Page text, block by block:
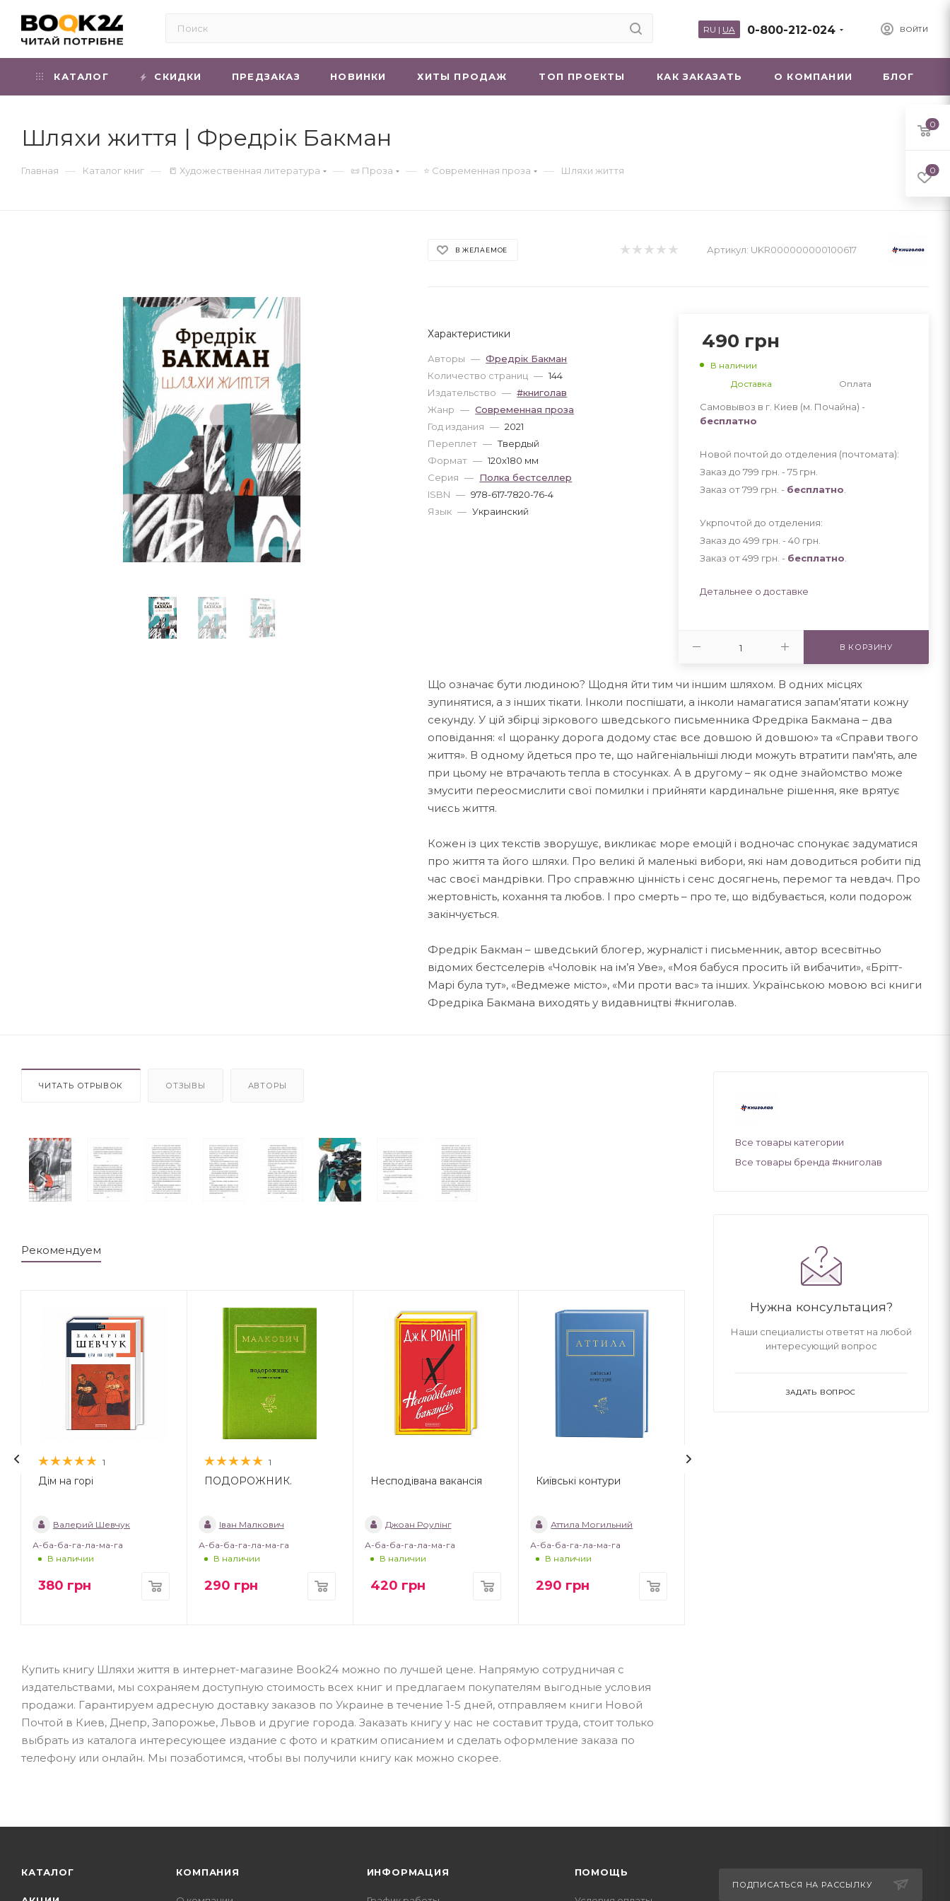
ВОЙТИ
0-800-212-024
RU | UA
КАТАЛОГ СКИДКИ ПРЕДЗАКАЗ НОВИНКИ ХИТЫ ПРОДАЖ ТОП ПРОЕКТЫ КАК ЗАКАЗАТЬ О КОМПАНИИ БЛОГ
Шляхи життя | Фредрік Бакман
Главная — Каталог книг — 📒 Художественная литература — 📜 Проза — ⭐ Современная проза — Шляхи життя
В ЖЕЛАЕМОЕ Артикул: UKR000000000100617
Характеристики
Авторы — Фредрік Бакман
Количество страниц — 144
Издательство — #книголав
Жанр — Современная проза
Год издания — 2021
Переплет — Твердый
Формат — 120x180 мм
Серия — Полка бестселлер
ISBN — 978-617-7820-76-4
Язык — Украинский
490 грн
В наличии
Доставка
Оплата
Самовывоз в г. Киев (м. Почайна) -
бесплатно
Новой почтой до отделения (почтомата):
Заказ до 799 грн. - 75 грн
Заказ от 799 грн. - бесплатно
Укрпочтой до отделения:
Заказ до 499 грн. - 40 грн
Заказ от 499 грн. - бесплатно
Детальнее о доставке
В КОРЗИНУ
Що означає бути людиною? Щодня йти тим чи іншим шляхом. В одних місцях
зупинятися, а з інших тікати. Інколи поспішати, а інколи намагатися запам’ятати кожну
секунду. У цій збірці зіркового шведського письменника Фредріка Бакмана – два
оповідання: «І щоранку дорога додому стає все довшою й довшою» та «Справи твого
життя». В одному йдеться про те, що найгеніальніші люди можуть втратити пам'ять, але
при цьому не втрачають тепла в стосунках. А в другому – як одне знайомство може
змусити переосмислити свої помилки і прийняти кардинальне рішення, яке врятує
чиєсь життя.
Кожен із цих текстів зворушує, викликає море емоцій і водночас спонукає задуматися
про життя та його шляхи. Про великі й маленькі вибори, які нам доводиться робити під
час своєї мандрівки. Про справжню цінність і сенс досягнень, перемог та невдач. Про
жертовність, кохання та любов. І про смерть – про те, що відбувається, коли подорож
закінчується.
Фредрік Бакман – шведський блогер, журналіст і письменник, автор всесвітньо
відомих бестселерів «Чоловік на ім’я Уве», «Моя бабуся просить їй вибачити», «Брітт-
Марі була тут», «Ведмеже місто», «Ми проти вас» та інших. Українською мовою всі книги
Фредріка Бакмана виходять у видавництві #книголав.
ЧИТАТЬ ОТРЫВОК ОТЗЫВЫ АВТОРЫ
Рекомендуем
1
Дім на горі
Валерий Шевчук
А-ба-ба-га-ла-ма-га
В наличии
380 грн
1
ПОДОРОЖНИК.
Іван Малкович
А-ба-ба-га-ла-ма-га
В наличии
290 грн
Несподівана вакансія
Джоан Роулінг
А-ба-ба-га-ла-ма-га
В наличии
420 грн
Київські контури
Аттила Могильний
А-ба-ба-га-ла-ма-га
В наличии
290 грн
Купить книгу Шляхи життя в интернет-магазине Book24 можно по лучшей цене. Напрямую сотрудничая с
издательствами, мы сохраняем доступную стоимость всех книг и предлагаем покупателям выгодные условия
продажи. Гарантируем адресную доставку заказов по Украине в течение 1-5 дней, отправляем книги Новой
Почтой в Киев, Днепр, Запорожье, Львов и другие города. Заказать книгу у нас не составит труда, стоит только
выбрать из каталога интересующее издание с фото и кратким описанием и сделать оформление заказа по
телефону или онлайн. Мы позаботимся, чтобы вы получили книгу как можно скорее.
Все товары категории
Все товары бренда #книголав
Нужна консультация?
Наши специалисты ответят на любой
интересующий вопрос
ЗАДАТЬ ВОПРОС
КАТАЛОГ КОМПАНИЯ ИНФОРМАЦИЯ ПОМОЩЬ
ПОДПИСАТЬСЯ НА РАССЫЛКУ
0
0